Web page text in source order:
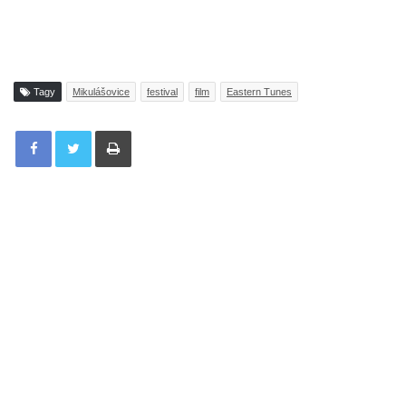
Tagy Mikulášovice festival film Eastern Tunes
Tisknout